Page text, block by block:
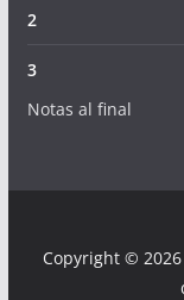
2
3
Notas al final
Copyright © 2026